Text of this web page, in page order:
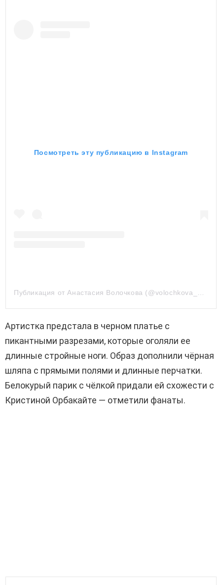
Посмотреть эту публикацию в Instagram
Публикация от Анастасия Волочкова (@volochkova_art)
Артистка предстала в черном платье с
пикантными разрезами, которые оголяли ее
длинные стройные ноги. Образ дополнили чёрная
шляпа с прямыми полями и длинные перчатки.
Белокурый парик с чёлкой придали ей схожести с
Кристиной Орбакайте — отметили фанаты.